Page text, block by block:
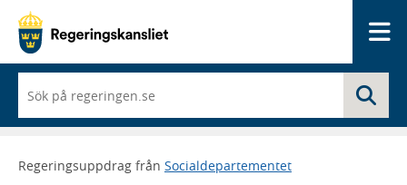
du
börjar
skriva
framträder
Regeringsuppdrag från Socialdepartementet